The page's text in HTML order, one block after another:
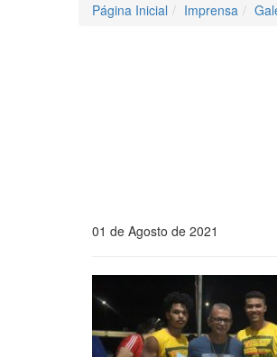
Página Inicial Imprensa
01 de Agosto de 2021